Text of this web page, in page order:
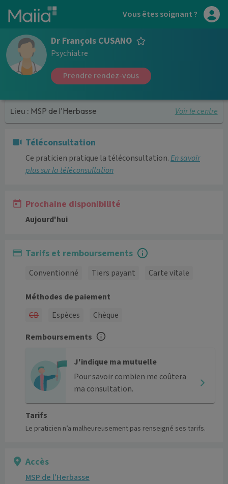
Aller au contenu principal Vous êtes soignant ?
Dr François CUSANO
Psychiatre
Prendre rendez-vous
Lieu : MSP de l'Herbasse Voir le centre
Téléconsultation
Ce praticien pratique la téléconsultation.En savoir
plus sur la téléconsultation
Prochaine disponibilité
Aujourd'hui
Tarifs et remboursements
Conventionné Tiers payant Carte vitale
Méthodes de paiement
CB
Espèces
Chèque
Remboursements
J'indique ma mutuelle
Pour savoir combien me coûtera
ma consultation.
Tarifs
Le praticien n’a malheureusement pas renseigné ses tarifs.
Accès
MSP de l'Herbasse